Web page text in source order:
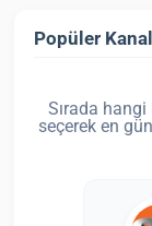
Popüler
Sırada
seçerek en